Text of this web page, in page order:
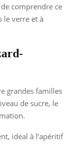
comprendre ce
le verre et à
grandes familles
de sucre, le
idéal à l’apéritif